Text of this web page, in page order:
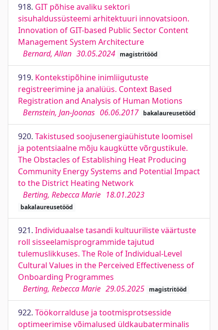
918. GIT põhise avaliku sektori
sisuhaldussüsteemi arhitektuuri innovatsioon.
Innovation of GIT-based Public Sector Content
Management System Architecture
Bernard, Allan 30.05.2024 magistritööd
919. Kontekstipõhine inimliigutuste
registreerimine ja analüüs. Context Based
Registration and Analysis of Human Motions
Bernstein, Jan-Joonas 06.06.2017 bakalaureusetööd
920. Takistused soojusenergiaühistute loomisel
ja potentsiaalne mõju kaugkütte võrgustikule.
The Obstacles of Establishing Heat Producing
Community Energy Systems and Potential Impact
to the District Heating Network
Berting, Rebecca Marie 18.01.2023
bakalaureusetööd
921. Individuaalse tasandi kultuuriliste väärtuste
roll sisseelamisprogrammide tajutud
tulemuslikkuses. The Role of Individual-Level
Cultural Values in the Perceived Effectiveness of
Onboarding Programmes
Berting, Rebecca Marie 29.05.2025 magistritööd
922. Töökorralduse ja tootmisprotsesside
optimeerimise võimalused üldkaubaterminalis